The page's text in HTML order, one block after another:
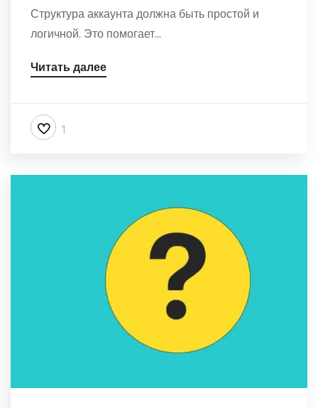
Структура аккаунта должна быть простой и
логичной. Это помогает...
Читать далее
1